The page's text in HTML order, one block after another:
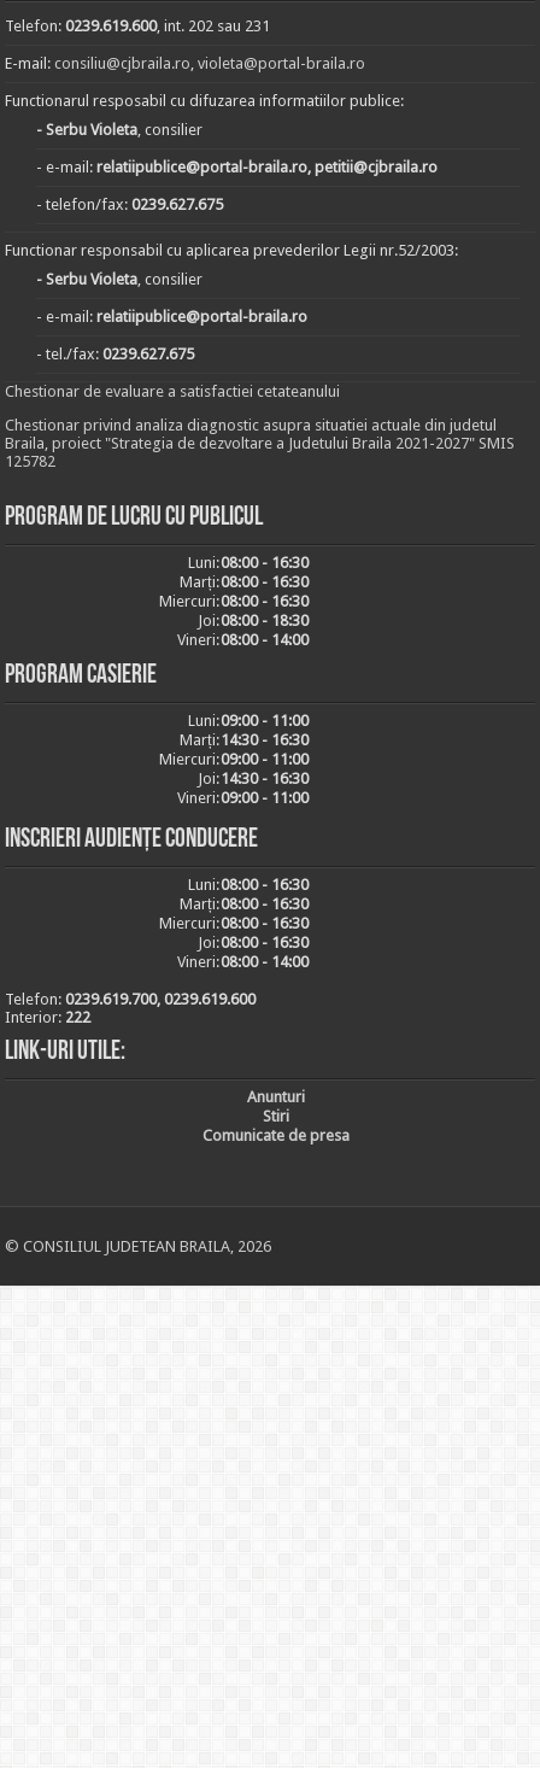
Telefon:0239.619.600, int. 202 sau 231
E-mail:consiliu@cjbraila.ro,violeta@portal-braila.ro
Functionarul resposabil cu difuzarea informatiilor publice:
- Serbu Violeta, consilier
- e-mail:relatiipublice@portal-braila.ro, petitii@cjbraila.ro
- telefon/fax:0239.627.675
Functionar responsabil cu aplicarea prevederilor Legii nr.52/2003:
- Serbu Violeta, consilier
- e-mail:relatiipublice@portal-braila.ro
- tel./fax:0239.627.675
Chestionar de evaluare a satisfactiei cetateanului
Chestionar privind analiza diagnostic asupra situatiei actuale din judetul
Braila, proiect "Strategia de dezvoltare a Judetului Braila 2021-2027" SMIS
125782
Program de lucru cu publicul
Luni:08:00 - 16:30
Marți:08:00 - 16:30
Miercuri:08:00 - 16:30
Joi:08:00 - 18:30
Vineri:08:00 - 14:00
Program casierie
Luni:09:00 - 11:00
Marți:14:30 - 16:30
Miercuri:09:00 - 11:00
Joi:14:30 - 16:30
Vineri:09:00 - 11:00
Inscrieri audiențe conducere
Luni:08:00 - 16:30
Marți:08:00 - 16:30
Miercuri:08:00 - 16:30
Joi:08:00 - 16:30
Vineri:08:00 - 14:00
Telefon:0239.619.700, 0239.619.600
Interior: 222
Link-uri utile:
Anunturi
Stiri
Comunicate de presa
© CONSILIUL JUDETEAN BRAILA, 2026